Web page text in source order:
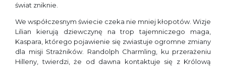
świat zniknie.
We współczesnym świecie czeka nie mniej kłopotów. Wizje
Lilian kierują dziewczynę na trop tajemniczego maga,
Kaspara, którego pojawienie się zwiastuje ogromne zmiany
dla misji Strażników. Randolph Charmling, ku przerażeniu
Hilleny, twierdzi, że od dawna kontaktuje się z Królową